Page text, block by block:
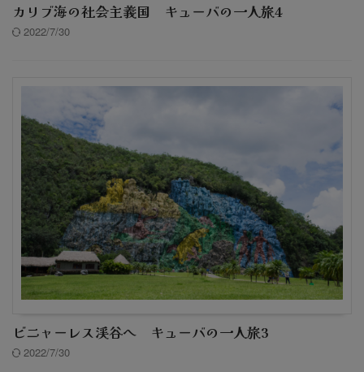
カリブ海の社会主義国 キューバの一人旅4
2022/7/30
ビニャーレス渓谷へ キューバの一人旅3
2022/7/30